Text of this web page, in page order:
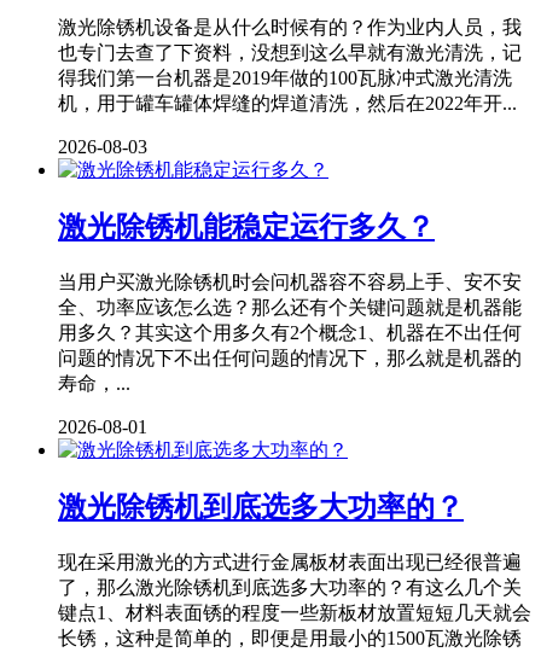
激光除锈机设备是从什么时候有的？作为业内人员，我
也专门去查了下资料，没想到这么早就有激光清洗，记
得我们第一台机器是2019年做的100瓦脉冲式激光清洗
机，用于罐车罐体焊缝的焊道清洗，然后在2022年开...
2026-08-03
激光除锈机能稳定运行多久？
当用户买激光除锈机时会问机器容不容易上手、安不安
全、功率应该怎么选？那么还有个关键问题就是机器能
用多久？其实这个用多久有2个概念1、机器在不出任何
问题的情况下不出任何问题的情况下，那么就是机器的
寿命，...
2026-08-01
激光除锈机到底选多大功率的？
现在采用激光的方式进行金属板材表面出现已经很普遍
了，那么激光除锈机到底选多大功率的？有这么几个关
键点1、材料表面锈的程度一些新板材放置短短几天就会
长锈，这种是简单的，即便是用最小的1500瓦激光除锈